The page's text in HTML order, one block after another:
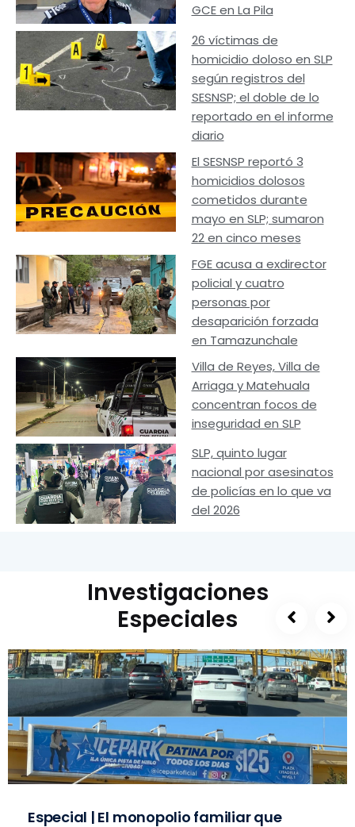
GCE en La Pila
26 víctimas de
homicidio doloso en SLP
según registros del
SESNSP; el doble de lo
reportado en el informe
diario
El SESNSP reportó 3
homicidios dolosos
cometidos durante
mayo en SLP; sumaron
22 en cinco meses
FGE acusa a exdirector
policial y cuatro
personas por
desaparición forzada
en Tamazunchale
Villa de Reyes, Villa de
Arriaga y Matehuala
concentran focos de
inseguridad en SLP
SLP, quinto lugar
nacional por asesinatos
de policías en lo que va
del 2026
Investigaciones
Especiales
Especial | El monopolio familiar que